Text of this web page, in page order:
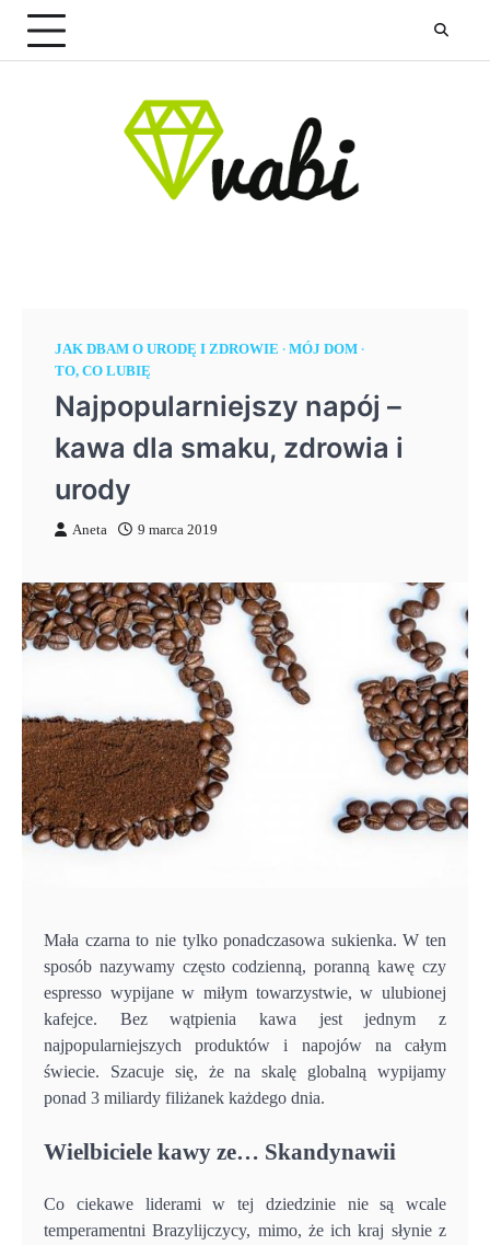
Skip
content
JAK DBAM O URODĘ I ZDROWIE
MÓJ DOM
TO, CO LUBIĘ
Najpopularniejszy napój –
kawa dla smaku, zdrowia i
urody
Aneta 9 marca 2019
Mała czarna to nie tylko ponadczasowa sukienka. W ten
sposób nazywamy często codzienną, poranną kawę czy
espresso wypijane w miłym towarzystwie, w ulubionej
kafejce. Bez wątpienia kawa jest jednym z
najpopularniejszych produktów i napojów na całym
świecie. Szacuje się, że na skalę globalną wypijamy
ponad 3 miliardy filiżanek każdego dnia.
Wielbiciele kawy ze… Skandynawii
Co ciekawe liderami w tej dziedzinie nie są wcale
temperamentni Brazylijczycy, mimo, że ich kraj słynie z